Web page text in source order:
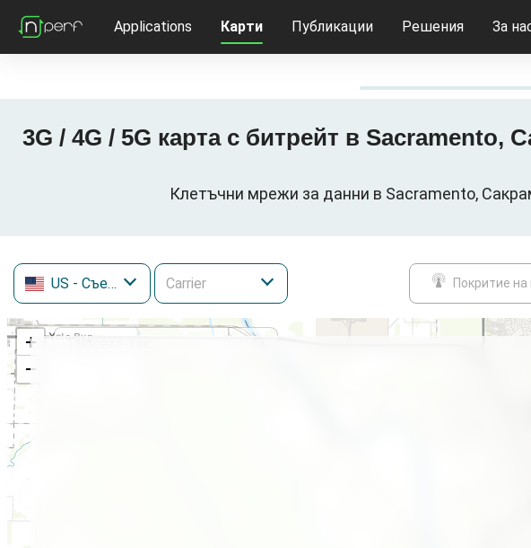
Applications Карти Публикации Решения За
3G / 4G / 5G карта с битрейт в
Клетъчни мрежи за данни в Sacramento,
US - Съединени щати Покритие
+
−